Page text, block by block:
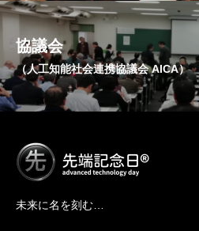
協議会
（人工知能社会連携協議会 AICA）
未来に名を刻む…